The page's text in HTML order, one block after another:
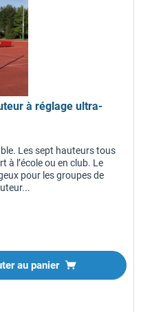
à réglage ultra-
Les sept hauteurs tous
à l’école ou en club. Le
pour les groupes de
au panier